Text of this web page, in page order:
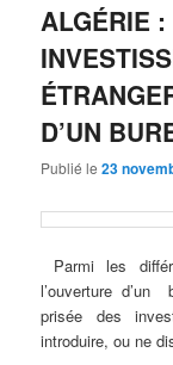
ALGÉRIE :
D’UN
Publié le23
Parmi les
l’ouverture
prisée des
introduire, ou ne